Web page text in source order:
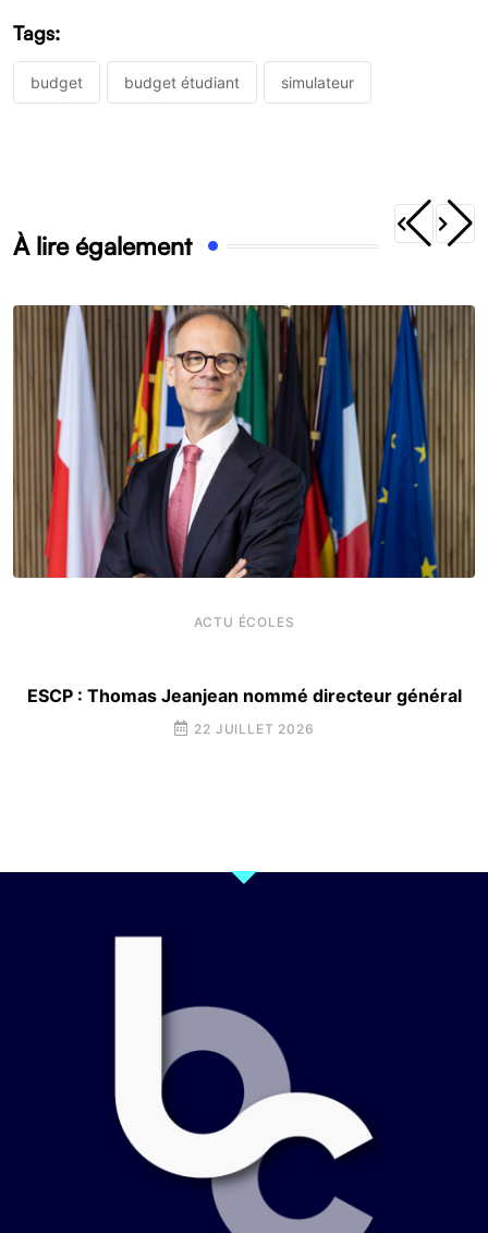
Tags:
budget budget étudiant simulateur
À lire également
ACTU ÉCOLES
ESCP : Thomas Jeanjean nommé directeur général
22 JUILLET 2026